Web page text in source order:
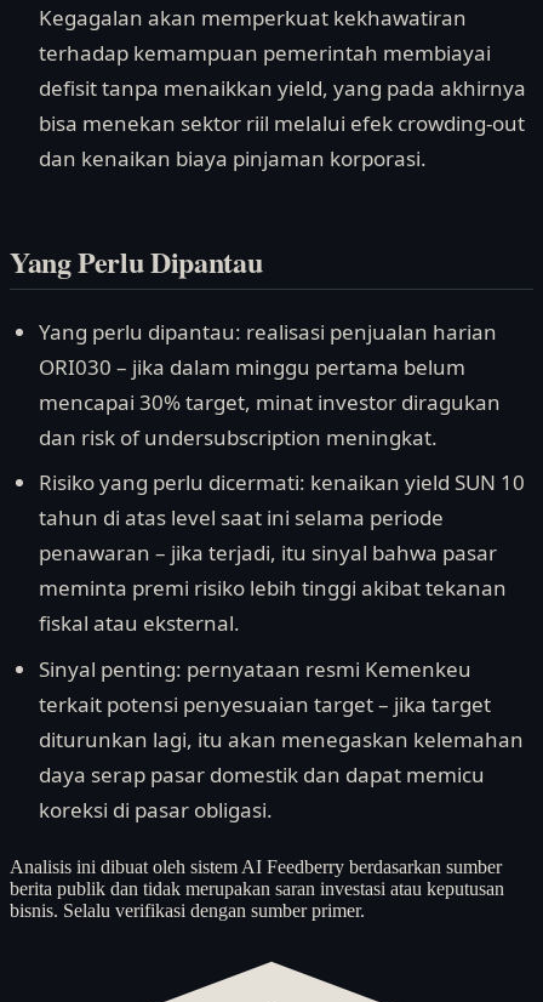
Kegagalan akan memperkuat kekhawatiran
terhadap kemampuan pemerintah membiayai
defisit tanpa menaikkan yield, yang pada akhirnya
bisa menekan sektor riil melalui efek crowding-out
dan kenaikan biaya pinjaman korporasi.
Yang Perlu Dipantau
Yang perlu dipantau: realisasi penjualan harian
ORI030 – jika dalam minggu pertama belum
mencapai 30% target, minat investor diragukan
dan risk of undersubscription meningkat.
Risiko yang perlu dicermati: kenaikan yield SUN 10
tahun di atas level saat ini selama periode
penawaran – jika terjadi, itu sinyal bahwa pasar
meminta premi risiko lebih tinggi akibat tekanan
fiskal atau eksternal.
Sinyal penting: pernyataan resmi Kemenkeu
terkait potensi penyesuaian target – jika target
diturunkan lagi, itu akan menegaskan kelemahan
daya serap pasar domestik dan dapat memicu
koreksi di pasar obligasi.
Analisis ini dibuat oleh sistem AI Feedberry berdasarkan sumber
berita publik dan tidak merupakan saran investasi atau keputusan
bisnis. Selalu verifikasi dengan sumber primer.